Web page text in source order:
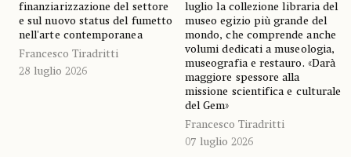
finanziarizzazione del settore
e sul nuovo status del fumetto
nell'arte contemporanea
Francesco Tiradritti
28 luglio 2026
luglio la collezione libraria del
museo egizio più grande del
mondo, che comprende anche
volumi dedicati a museologia,
museografia e restauro. «Darà
maggiore spessore alla
missione scientifica e culturale
del Gem»
Francesco Tiradritti
07 luglio 2026